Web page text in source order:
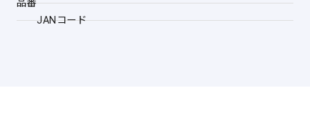
品番
JANコード